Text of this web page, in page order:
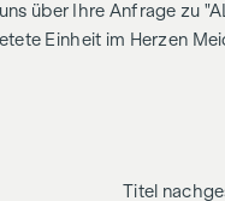
über Ihre Anfrage zu
Einheit im Herzen
Titel